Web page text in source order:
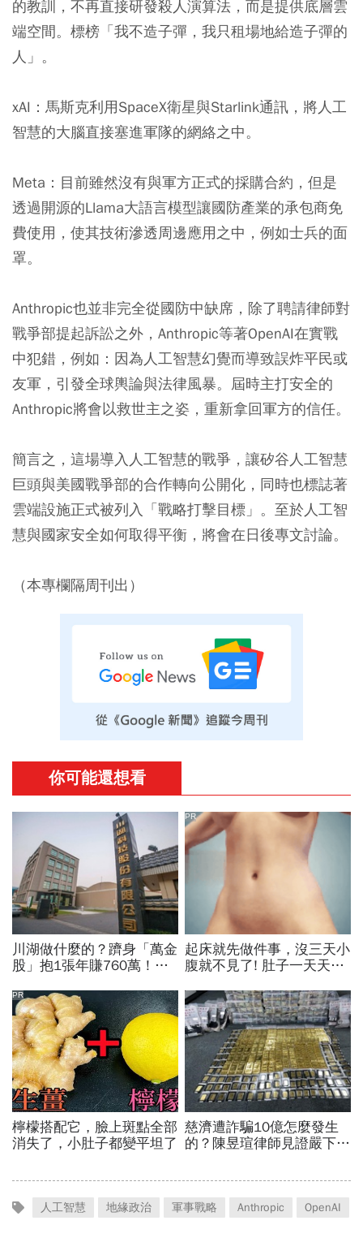
的教訓，不再直接研發殺人演算法，而是提供底層雲
端空間。標榜「我不造子彈，我只租場地給造子彈的
人」。
xAI：馬斯克利用SpaceX衛星與Starlink通訊，將人工
智慧的大腦直接塞進軍隊的網絡之中。
Meta：目前雖然沒有與軍方正式的採購合約，但是
透過開源的Llama大語言模型讓國防產業的承包商免
費使用，使其技術滲透周邊應用之中，例如士兵的面
罩。
Anthropic也並非完全從國防中缺席，除了聘請律師對
戰爭部提起訴訟之外，Anthropic等著OpenAI在實戰
中犯錯，例如：因為人工智慧幻覺而導致誤炸平民或
友軍，引發全球輿論與法律風暴。屆時主打安全的
Anthropic將會以救世主之姿，重新拿回軍方的信任。
簡言之，這場導入人工智慧的戰爭，讓矽谷人工智慧
巨頭與美國戰爭部的合作轉向公開化，同時也標誌著
雲端設施正式被列入「戰略打擊目標」。至於人工智
慧與國家安全如何取得平衡，將會在日後專文討論。
（本專欄隔周刊出）
人工智慧 地緣政治 軍事戰略 Anthropic OpenAI